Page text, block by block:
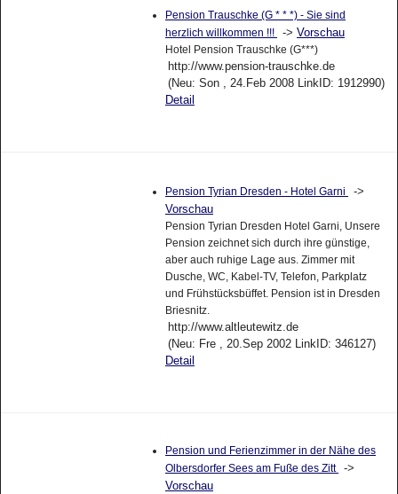
Pension Trauschke (G * * *) - Sie sind
herzlich willkommen !!!
-> Vorschau
Hotel Pension Trauschke (G***)
http://www.pension-trauschke.de
(Neu: Son , 24.Feb 2008 LinkID: 1912990)
Detail
Pension Tyrian Dresden - Hotel Garni
->
Vorschau
Pension Tyrian Dresden Hotel Garni, Unsere
Pension zeichnet sich durch ihre günstige,
aber auch ruhige Lage aus. Zimmer mit
Dusche, WC, Kabel-TV, Telefon, Parkplatz
und Frühstücksbüffet. Pension ist in Dresden
Briesnitz.
http://www.altleutewitz.de
(Neu: Fre , 20.Sep 2002 LinkID: 346127)
Detail
Pension und Ferienzimmer in der Nähe des
Olbersdorfer Sees am Fuße des Zitt ->
Vorschau